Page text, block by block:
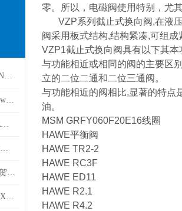
德国哈威截止阀GR2-3-G24质保一年NGR2-1R-N24现货
质保一年原装WGS2-3-WG230哈威hawe换向阀
hawe哈威换向阀NBVP16S/2-H1/4 HAWE两位两通原装
力士乐4WEH16J72/6EG24N9ETK4电液换向阀介绍
HYDAC电磁阀WS08Z-01-C-N-24DG贺德克换向阀库存
原装力士乐插装阀盖板LFA25WEA-7X R10900912680简介
零。所以，电磁阀使用特别，尤
VZP系列截止式换向阀,在液压
阀采用板式结构,结构紧凑,可组
VZP1截止式换向阀具有以下其本
与功能相近或相同的阀的主要区
立的二位二通和二位三通阀。
与功能相近的阀相比,显著的特点
油。
MSM GRFY060F20E16线圈
HAWE平衡阀
HAWE TR2-2
HAWE RC3F
HAWE ED11
HAWE R2.1
HAWE R4.2